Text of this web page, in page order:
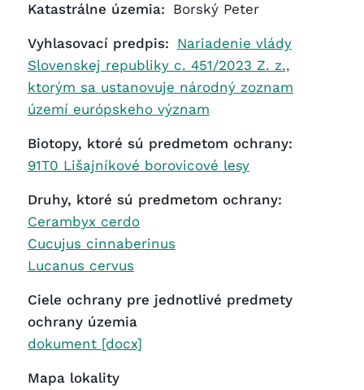
Katastrálne územia: Borský Peter
Vyhlasovací predpis: Nariadenie vlády
Slovenskej republiky c. 451/2023 Z. z.,
ktorým sa ustanovuje národný zoznam
území európskeho význam
Biotopy, ktoré sú predmetom ochrany:
91T0 Lišajníkové borovicové lesy
Druhy, ktoré sú predmetom ochrany:
Cerambyx cerdo
Cucujus cinnaberinus
Lucanus cervus
Ciele ochrany pre jednotlivé predmety
ochrany územia
dokument [docx]
Mapa lokality